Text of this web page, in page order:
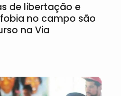
de libertação e
no campo são
na Via